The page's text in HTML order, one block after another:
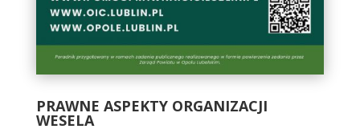
PRAWNE ASPEKTY ORGANIZACJI
WESELA